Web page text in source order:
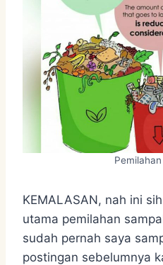
KEMALASAN, nah ini
utama pemilahan
sudah pernah saya
postingan sebelumnya